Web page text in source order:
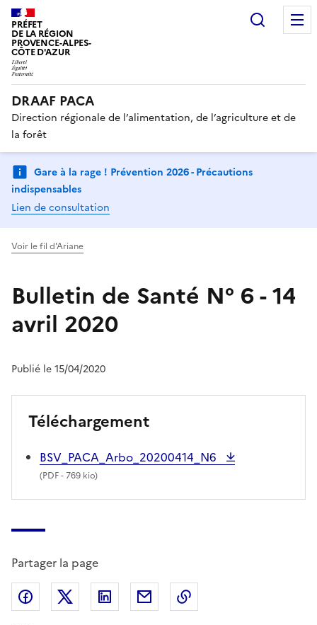
PRÉFET
DE LA RÉGION
PROVENCE-ALPES-
CÔTE D'AZUR
DRAAF PACA
Direction régionale de l’alimentation, de l’agriculture et de
la forêt
Gare à la rage ! Prévention 2026 - Précautions
indispensables
Lien de consultation
Voir le fil d'Ariane
Bulletin de Santé N° 6 - 14
avril 2020
Publié le 15/04/2020
Téléchargement
BSV_PACA_Arbo_20200414_N6
(PDF- 769 kio)
Partager la page
Partager sur Facebook
Partager sur X (anciennement Twitter)
Partager sur LinkedIn
Partager par email